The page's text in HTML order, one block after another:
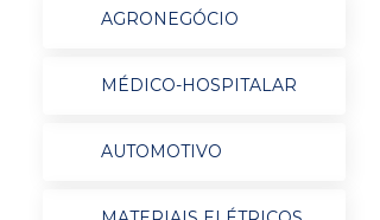
AGRONEGÓCIO
MÉDICO-HOSPITALAR
AUTOMOTIVO